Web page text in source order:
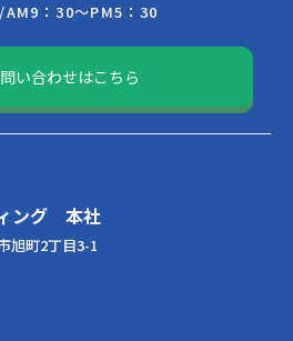
AM9：30～PM5：30
い合わせはこちら
ング 本社
旭町2丁目3-1